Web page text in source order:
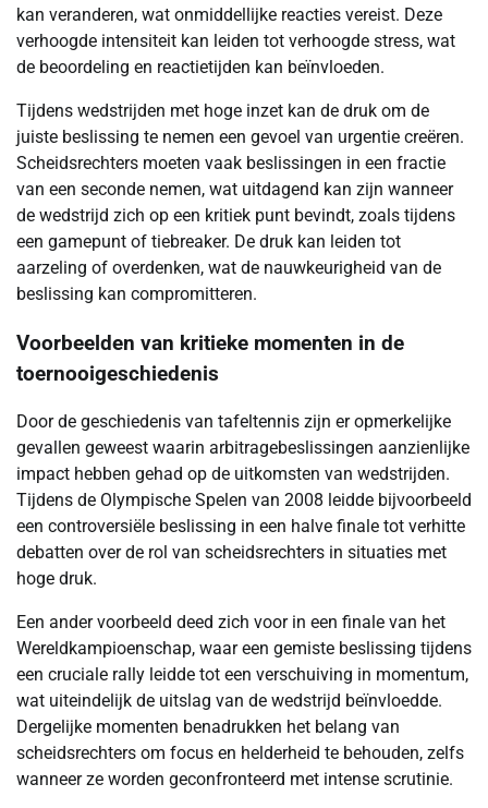
kan veranderen, wat onmiddellijke reacties vereist. Deze
verhoogde intensiteit kan leiden tot verhoogde stress, wat
de beoordeling en reactietijden kan beïnvloeden.
Tijdens wedstrijden met hoge inzet kan de druk om de
juiste beslissing te nemen een gevoel van urgentie creëren.
Scheidsrechters moeten vaak beslissingen in een fractie
van een seconde nemen, wat uitdagend kan zijn wanneer
de wedstrijd zich op een kritiek punt bevindt, zoals tijdens
een gamepunt of tiebreaker. De druk kan leiden tot
aarzeling of overdenken, wat de nauwkeurigheid van de
beslissing kan compromitteren.
Voorbeelden van kritieke momenten in de
toernooigeschiedenis
Door de geschiedenis van tafeltennis zijn er opmerkelijke
gevallen geweest waarin arbitragebeslissingen aanzienlijke
impact hebben gehad op de uitkomsten van wedstrijden.
Tijdens de Olympische Spelen van 2008 leidde bijvoorbeeld
een controversiële beslissing in een halve finale tot verhitte
debatten over de rol van scheidsrechters in situaties met
hoge druk.
Een ander voorbeeld deed zich voor in een finale van het
Wereldkampioenschap, waar een gemiste beslissing tijdens
een cruciale rally leidde tot een verschuiving in momentum,
wat uiteindelijk de uitslag van de wedstrijd beïnvloedde.
Dergelijke momenten benadrukken het belang van
scheidsrechters om focus en helderheid te behouden, zelfs
wanneer ze worden geconfronteerd met intense scrutinie.